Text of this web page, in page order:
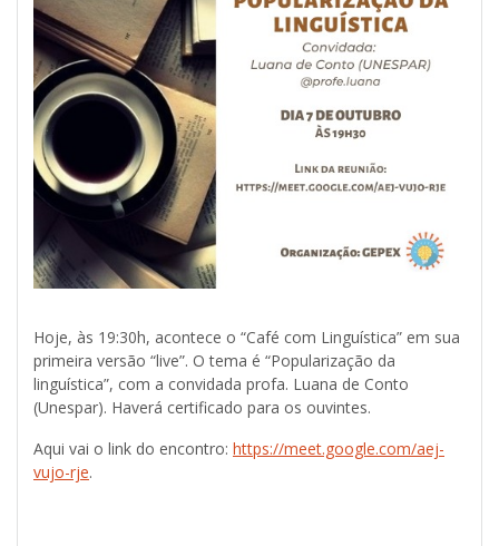
Hoje, às 19:30h, acontece o “Café com Linguística” em sua
primeira versão “live”. O tema é “Popularização da
linguística”, com a convidada profa. Luana de Conto
(Unespar). Haverá certificado para os ouvintes.
Aqui vai o link do encontro: https://meet.google.com/aej-
vujo-rje.